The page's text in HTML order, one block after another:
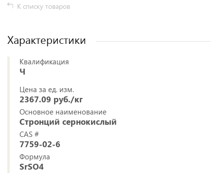
К списку товаров
Характеристики
Квалификация
Ч
Цена за ед. изм.
2367.09 руб./кг
Основное наименование
Стронций сернокислый
CAS #
7759-02-6
Формула
SrSO4